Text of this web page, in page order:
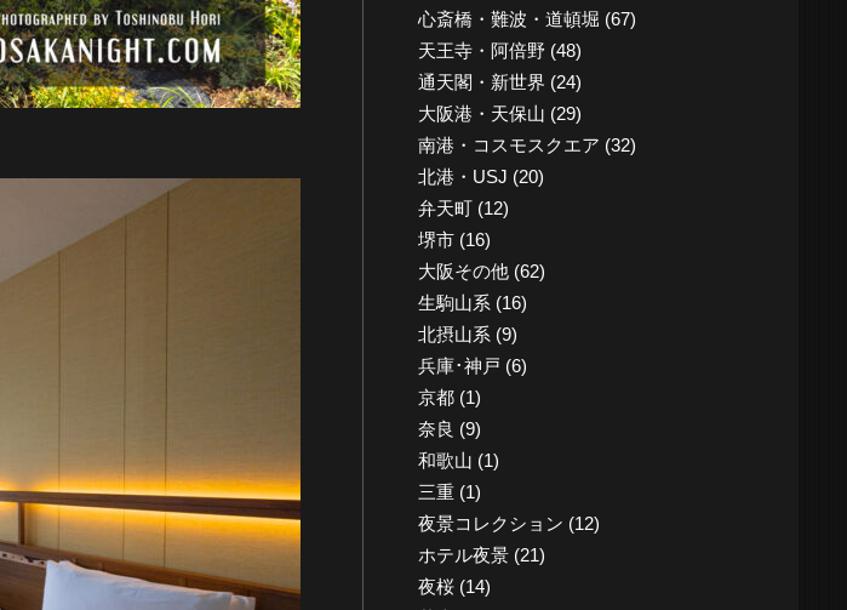
心斎橋・難波・道頓堀 (67)
天王寺・阿倍野(48)
通天閣・新世界 (24)
大阪港・天保山 (29)
南港・コスモスクエア (32)
北港・USJ (20)
弁天町(12)
堺市(16)
大阪その他(62)
生駒山系 (16)
北摂山系 (9)
兵庫･神戸 (6)
京都(1)
奈良 (9)
和歌山 (1)
三重(1)
夜景コレクション (12)
ホテル夜景(21)
夜桜(14)